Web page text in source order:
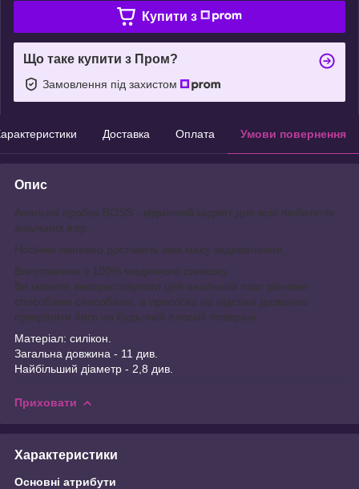
Купити з
Що таке купити з Пром?
Замовлення під захистом
Доставка Оплата Умови повернення
Опис
Анальна пробка BOSS - відмінний гаджет для всіх любителів
анальних ігор.
Носіння напевно доставить вам масу задоволення.
Виготовлена з 100% медичного силікону.
Ви можете використовувати цей анальний плаг різними
способами способами, а присоска на підставі дозволяє
прикріпити його на будь-якій плоскій поверхні.
Матеріал: силікон.
Загальна довжина - 11 див.
Найбільший діаметр - 2,8 див.
Приховати
Характеристики
Основні атрибути